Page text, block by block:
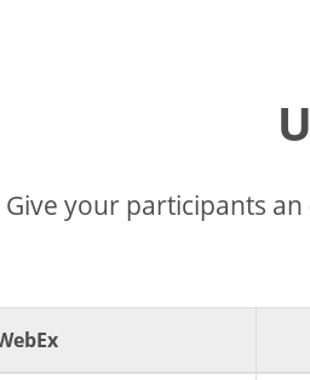
Give your participants